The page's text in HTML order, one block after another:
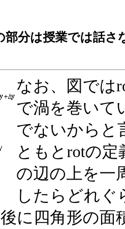
部分は授業では話さ
なお、図では
で渦を巻いて
でないからと
ともとrotの
の辺の上を一
したらどれぐ
に四角形の